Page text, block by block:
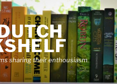
sharing their enthousiasm.